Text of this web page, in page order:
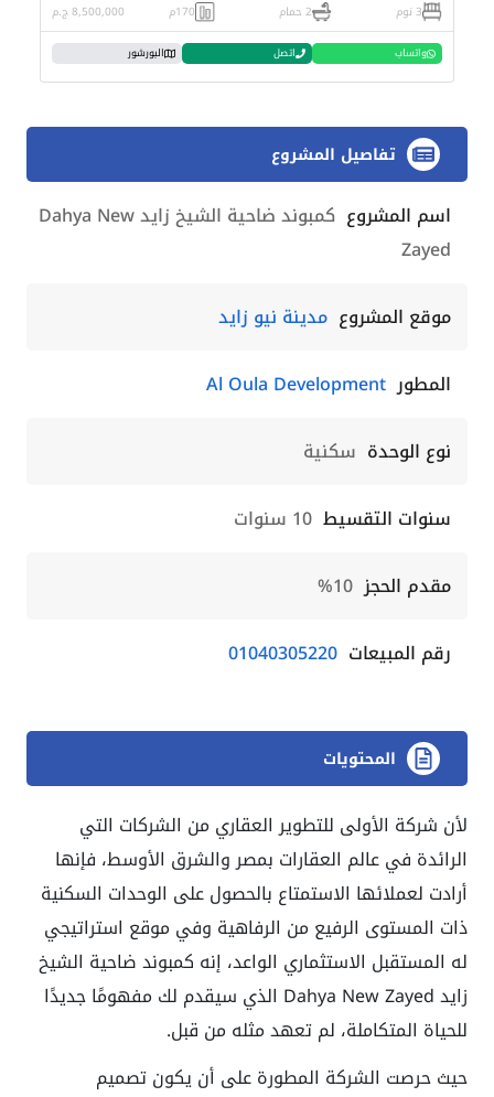
3 نوم 2 حمام 170م 8,500,000 ج.م
واتساب اتصل البورشور
تفاصيل المشروع
اسم المشروع
كمبوند ضاحية الشيخ زايد Dahya New
Zayed
موقع المشروع مدينة نيو زايد
المطور Al Oula Development
نوع الوحدة سكنية
سنوات التقسيط 10 سنوات
مقدم الحجز 10%
رقم المبيعات 01040305220
المحتويات
لأن شركة الأولى للتطوير العقاري من الشركات التي
الرائدة في عالم العقارات بمصر والشرق الأوسط، فإنها
أرادت لعملائها الاستمتاع بالحصول على الوحدات السكنية
ذات المستوى الرفيع من الرفاهية وفي موقع استراتيجي
له المستقبل الاستثماري الواعد، إنه كمبوند ضاحية الشيخ
زايد Dahya New Zayed الذي سيقدم لك مفهومًا جديدًا
للحياة المتكاملة، لم تعهد مثله من قبل.
حيث حرصت الشركة المطورة على أن يكون تصميم